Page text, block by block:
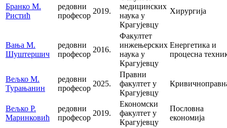
Бранко М.
Ристић
редовни
професор
2019.
медицинских
наука у
Крагујевцу
Хирургија
Вања М.
Шуштершич
редовни
професор
2016.
Факултет
инжењерских
наука у
Крагујевцу
Енергетика и
процесна
Вељко М.
Турањанин
редовни
професор
2025.
Правни
факултет у
Крагујевцу
Вељко Р.
Маринковић
редовни
професор
2019.
Економски
факултет у
Крагујевцу
Пословна
економија